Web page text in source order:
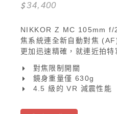
34,400
NIKKOR Z MC 105mm f/
焦系統連全新自動對焦
更加迅速精確，就連近拍特
對焦限制開關
鏡身重量僅 630g
4.5 級的 VR 減震性能